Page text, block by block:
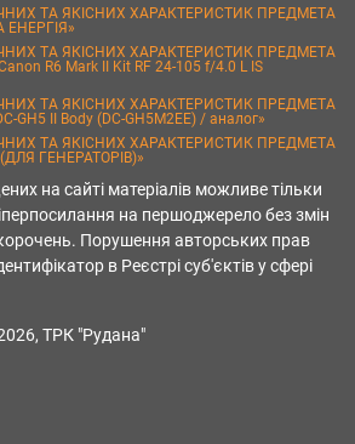
ТА ЯКІСНИХ ХАРАКТЕРИСТИК ПРЕДМЕТА
ЕНЕРГІЯ»
ТА ЯКІСНИХ ХАРАКТЕРИСТИК ПРЕДМЕТА
R6 Mark II Kit RF 24-105 f/4.0 L IS
ТА ЯКІСНИХ ХАРАКТЕРИСТИК ПРЕДМЕТА
GH5 II Body (DC-GH5M2EE) / аналог»
ТА ЯКІСНИХ ХАРАКТЕРИСТИК ПРЕДМЕТА
ГЕНЕРАТОРІВ)»
на сайті матеріалів можливе тільки
на першоджерело без змін
Порушення авторських прав
в Реєстрі суб'єктів у сфері
ТРК "Рудана"